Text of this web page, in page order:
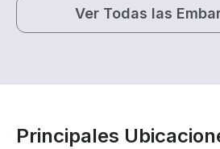
Ver Todas las
Principales